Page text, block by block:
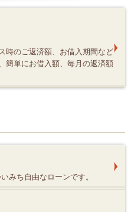
時のご返済額、お借入期間など
簡単にお借入額、毎月の返済額
みち自由なローンです。